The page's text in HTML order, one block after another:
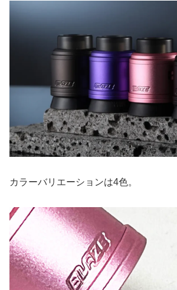
カラーバリエーションは4色。